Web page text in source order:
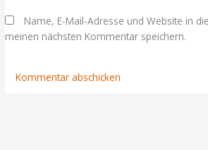
Name, E-Mail-Adresse und Website in
meinen nächsten Kommentar speichern.